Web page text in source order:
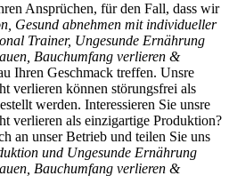
Ansprüchen, für den Fall, dass wir
Gesund abnehmen mit individueller
Trainer, Ungesunde Ernährung
Bauchumfang verlieren &
Ihren Geschmack treffen. Unsre
verlieren können störungsfrei als
werden. Interessieren Sie unsre
verlieren als einzigartige Produktion?
an unser Betrieb und teilen Sie uns
und Ungesunde Ernährung
Bauchumfang verlieren &